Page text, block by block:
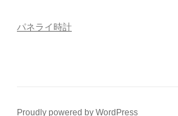
パネライ時計
Proudly powered by WordPress